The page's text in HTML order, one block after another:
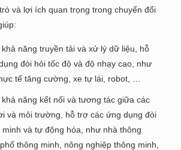
và lợi ích quan trọng trong chuyển đổi
năng truyền tải và xử lý dữ liệu, hỗ
đòi hỏi tốc độ và độ nhạy cao, như
tế tăng cường, xe tự lái, robot, …
năng kết nối và tương tác giữa các
và môi trường, hỗ trợ các ứng dụng đòi
minh và tự động hóa, như nhà thông
thông minh, nông nghiệp thông minh,